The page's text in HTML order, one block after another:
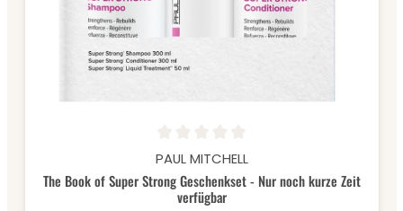
Durchschnittliche Bewertung von 0 von 5 Sternen
PAUL MITCHELL
The Book of Super Strong Geschenkset - Nur noch kurze Zeit
verfügbar